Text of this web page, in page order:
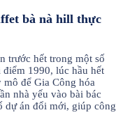
bà nà hill thực
trước hết trong một số
1990, lúc hầu hết
để Gia Công hóa
nhà yếu vào bài bác
dự án đổi mới, giúp công